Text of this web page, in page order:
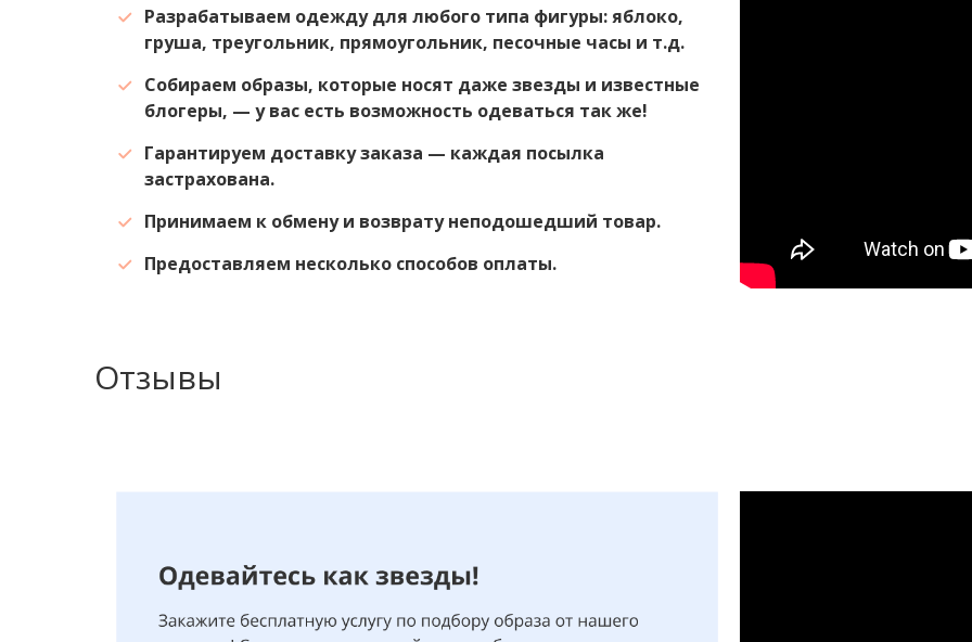
Разрабатываем одежду для любого типа фигуры: яблоко,
груша, треугольник, прямоугольник, песочные часы и т.д.
Собираем образы, которые носят даже звезды и известные
блогеры, — у вас есть возможность одеваться так же!
Гарантируем доставку заказа — каждая посылка
застрахована.
Принимаем к обмену и возврату неподошедший товар.
Предоставляем несколько способов оплаты.
Отзывы